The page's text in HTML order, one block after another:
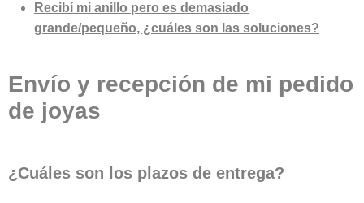
Recibí mi anillo pero es demasiado
grande/pequeño, ¿cuáles son las soluciones?
Envío y recepción de mi pedido
de joyas
¿Cuáles son los plazos de entrega?